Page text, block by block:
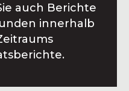
auch Berichte
innerhalb